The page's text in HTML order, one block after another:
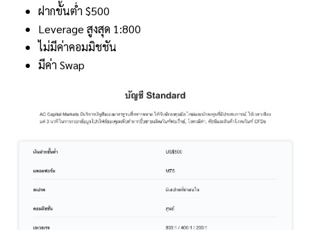
ฝากขั้นต่ำ $500
Leverage สูงสุด 1:800
ไม่มีค่าคอมมิชชัน
มีค่า Swap